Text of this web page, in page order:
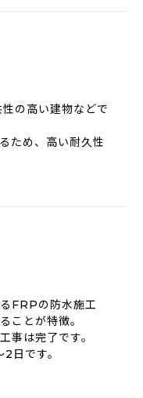
の高い建物などで
ため、高い耐久性
FRPの防水施工
ことが特徴。
事は完了です。
日です。